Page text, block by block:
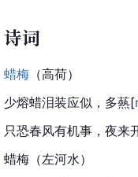
诗词
蜡梅 （高荷）
少熔蜡泪装应似，多爇[
只恐春风有机事，夜来
蜡梅 （左河水）